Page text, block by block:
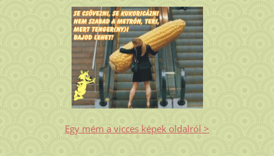
Egy mém a vicces képek oldalról >